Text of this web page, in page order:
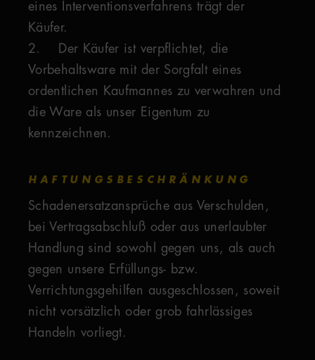
eines Interventionsverfahrens trägt der
Käufer.
2. Der Käufer ist verpflichtet, die
Vorbehaltsware mit der Sorgfalt eines
ordentlichen Kaufmannes zu verwahren und
die Ware als unser Eigentum zu
kennzeichnen.
HAFTUNGSBESCHRÄNKUNG
Schadenersatzansprüche aus Verschulden,
bei Vertragsabschluß oder aus unerlaubter
Handlung sind sowohl gegen uns, als auch
gegen unsere Erfüllungs- bzw.
Verrichtungsgehilfen ausgeschlossen, soweit
nicht vorsätzlich oder grob fahrlässiges
Handeln vorliegt.